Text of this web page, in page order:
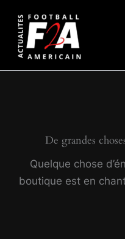
contenu
De grandes
Quelque chose
boutique est en